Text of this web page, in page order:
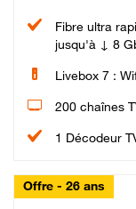
Fibre ultra
jusqu'à ↓ 8
Livebox 7 :
200 chaînes
1 Décodeur
Offre - 26 ans